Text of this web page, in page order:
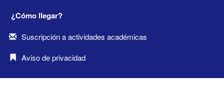
¿Cómo llegar?
Suscripción a actividades académicas
Aviso de privacidad